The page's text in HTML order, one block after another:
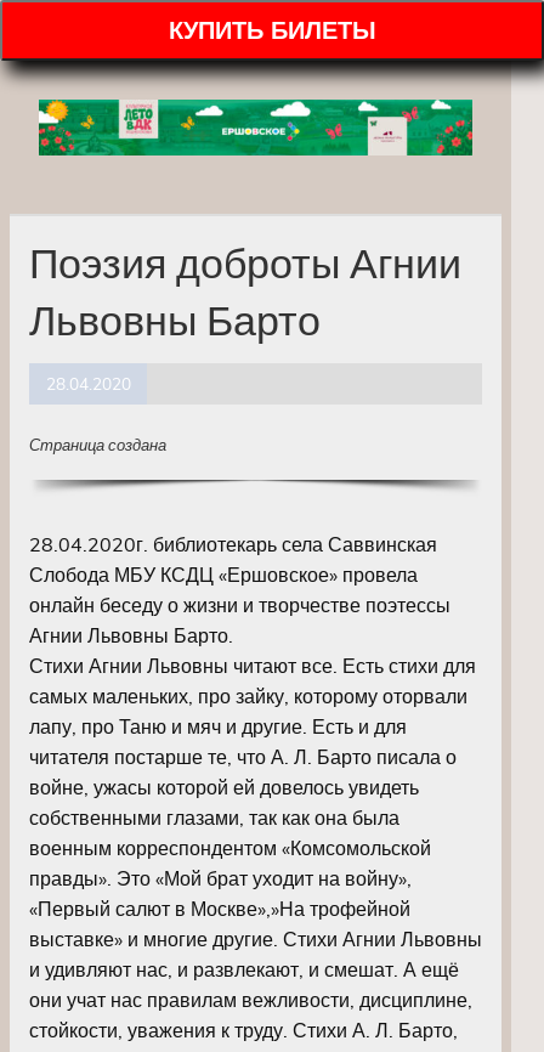
КУПИТЬ БИЛЕТЫ
Поэзия доброты Агнии
Львовны Барто
28.04.2020
Страница создана
28.04.2020г. библиотекарь села Саввинская
Слобода МБУ КСДЦ «Ершовское» провела
онлайн беседу о жизни и творчестве поэтессы
Агнии Львовны Барто.
Стихи Агнии Львовны читают все. Есть стихи для
самых маленьких, про зайку, которому оторвали
лапу, про Таню и мяч и другие. Есть и для
читателя постарше те, что А. Л. Барто писала о
войне, ужасы которой ей довелось увидеть
собственными глазами, так как она была
военным корреспондентом «Комсомольской
правды». Это «Мой брат уходит на войну»,
«Первый салют в Москве»,»На трофейной
выставке» и многие другие. Стихи Агнии Львовны
и удивляют нас, и развлекают, и смешат. А ещё
они учат нас правилам вежливости, дисциплине,
стойкости, уважения к труду. Стихи А. Л. Барто,